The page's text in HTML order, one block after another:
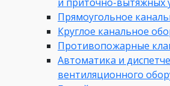
Прямоугольное
Круглое канальное
Противопожарные
Автоматика и
вентиляционного